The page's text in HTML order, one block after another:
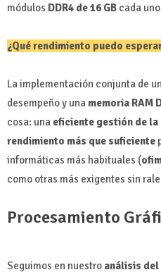
módulos DDR4 de 16 GB cada
¿Qué rendimiento puedo
La implementación conjunta de un
desempeño y una memoria RAM
cosa: una eficiente gestión de
rendimiento más que suficiente
informáticas más habituales (
como otras más exigentes sin
Procesamiento
Seguimos en nuestro análisis del